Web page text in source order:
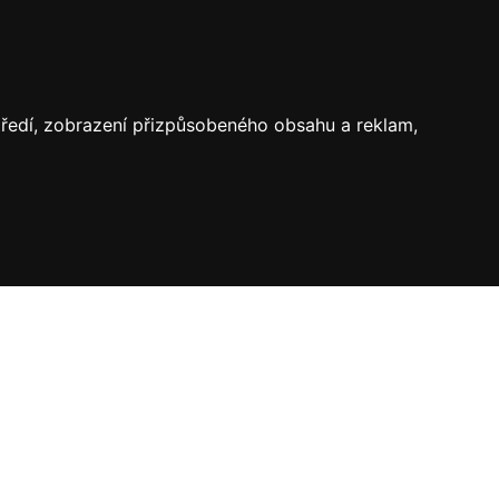
zobrazení přizpůsobeného obsahu a reklam,